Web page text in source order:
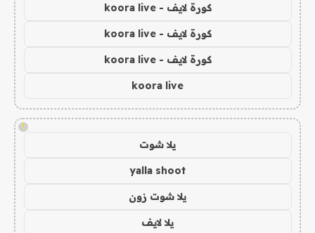
كورة لايف - koora live
كورة لايف - koora live
كورة لايف - koora live
koora live
!
يلا شوت
yalla shoot
يلا شوت زون
يلا لايف